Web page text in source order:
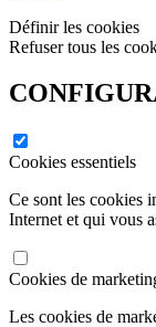
Définir les cookies
Refuser tous les
Cookies essentiels
Ce sont les cookies
Internet et qui vous
Cookies de
Les cookies de